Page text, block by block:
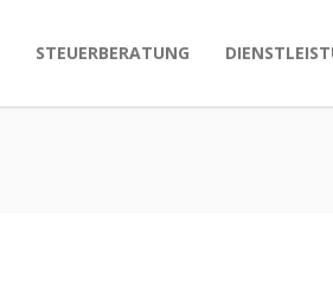
STEUERBERATUNG